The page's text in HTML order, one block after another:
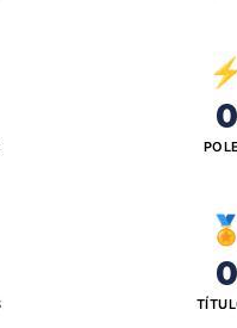
⚡
0
🏅
0